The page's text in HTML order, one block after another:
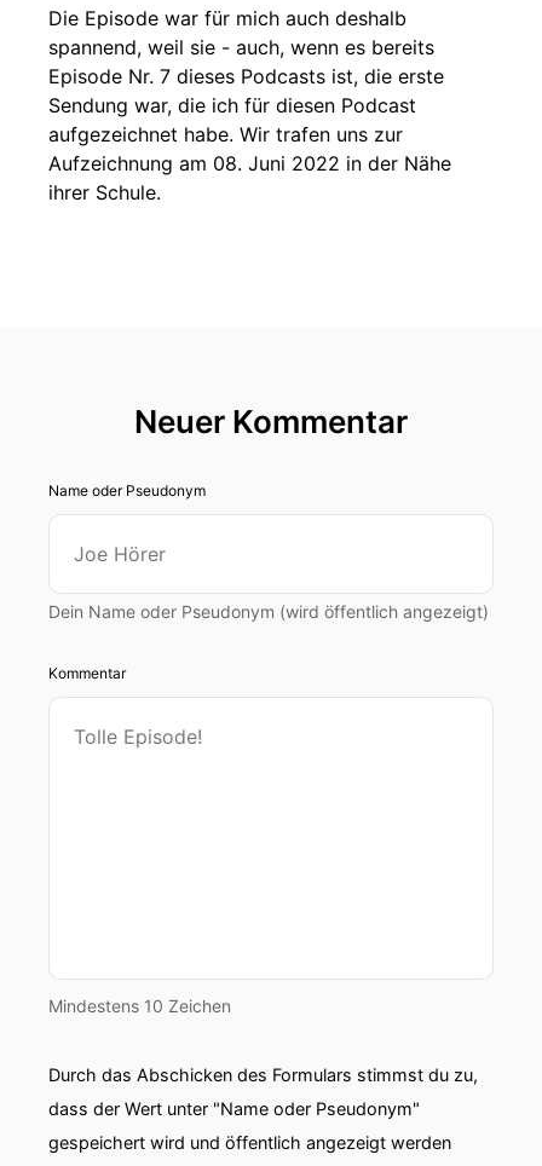
Die Episode war für mich auch deshalb
spannend, weil sie - auch, wenn es bereits
Episode Nr. 7 dieses Podcasts ist, die erste
Sendung war, die ich für diesen Podcast
aufgezeichnet habe. Wir trafen uns zur
Aufzeichnung am 08. Juni 2022 in der Nähe
ihrer Schule.
Neuer Kommentar
Name oder Pseudonym
Dein Name oder Pseudonym (wird öffentlich angezeigt)
Kommentar
Mindestens 10 Zeichen
Durch das Abschicken des Formulars stimmst du zu,
dass der Wert unter "Name oder Pseudonym"
gespeichert wird und öffentlich angezeigt werden